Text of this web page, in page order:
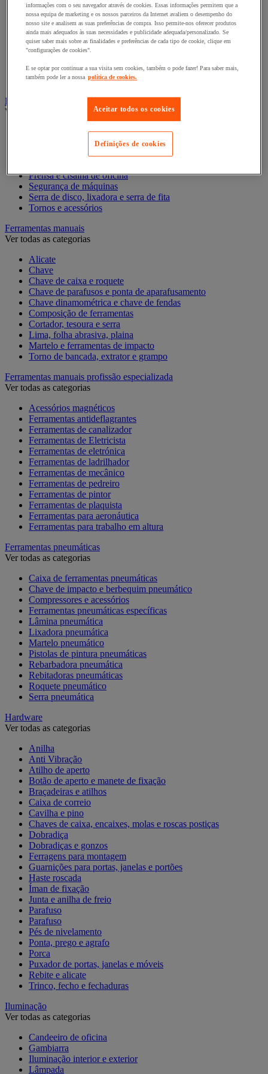
Acessórios para Dremel
Acessórios para Ferramentas Elétricas
Acessórios para fresadora
Acessórios para lixadora
Acessórios para pistola de pregos
Acessórios para rebarbadora
Acessórios para serra
Ferramentas fixas, máquinas de oficina
Ver todas as categorias
Base para ferramentas fixas
Berbequim de coluna e bancada
Prensa e cisalha de oficina
Segurança de máquinas
Serra de disco, lixadora e serra de fita
Tornos e acessórios
Ferramentas manuais
Ver todas as categorias
Alicate
Chave
Chave de caixa e roquete
Chave de parafusos e ponta de aparafusamento
Chave dinamométrica e chave de fendas
Composição de ferramentas
Cortador, tesoura e serra
Lima, folha abrasiva, plaina
Martelo e ferramentas de impacto
Torno de bancada, extrator e grampo
Ferramentas manuais profissão especializada
Ver todas as categorias
Acessórios magnéticos
Ferramentas antideflagrantes
Ferramentas de canalizador
Ferramentas de Eletricista
Ferramentas de eletrónica
Ferramentas de ladrilhador
Ferramentas de mecânico
Ferramentas de pedreiro
Ferramentas de pintor
Ferramentas de plaquista
Ferramentas para aeronáutica
Ferramentas para trabalho em altura
Ferramentas pneumáticas
Ver todas as categorias
Caixa de ferramentas pneumáticas
Chave de impacto e berbequim pneumático
Compressores e acessórios
Ferramentas pneumáticas específicas
Lâmina pneumática
Lixadora pneumática
Martelo pneumático
Pistolas de pintura pneumáticas
Rebarbadora pneumática
Rebitadoras pneumáticas
Roquete pneumático
Serra pneumática
Hardware
Ver todas as categorias
Anilha
Anti Vibração
Atilho de aperto
Botão de aperto e manete de fixação
Braçadeiras e atilhos
Caixa de correio
Cavilha e pino
Chaves de caixa, encaixes, molas e roscas postiças
Dobradiça
Dobradiças e gonzos
Ferragens para montagem
Guarnições para portas, janelas e portões
Haste roscada
Íman de fixação
Junta e anilha de freio
Parafuso
Parafuso
Pés de nivelamento
Ponta, prego e agrafo
Porca
Puxador de portas, janelas e móveis
Rebite e alicate
Trinco, fecho e fechaduras
Iluminação
Ver todas as categorias
Candeeiro de oficina
Gambiarra
Iluminação interior e exterior
Lâmpada
informações com o seu navegador através de cookies. Essas informações permitem que a
nossa equipa de marketing e os nossos parceiros da Internet avaliem o desempenho do
nosso site e analisem as suas preferências de compra. Isso permite-nos oferecer produtos
ainda mais adequados às suas necessidades e publicidade adequada/personalizado. Se
quiser saber mais sobre as finalidades e preferências de cada tipo de cookie, clique em
"configurações de cookies".
E se optar por continuar a sua visita sem cookies, também o pode fazer! Para saber mais,
também pode ler a nossa política de cookies.
Aceitar todos os cookies
Definições de cookies